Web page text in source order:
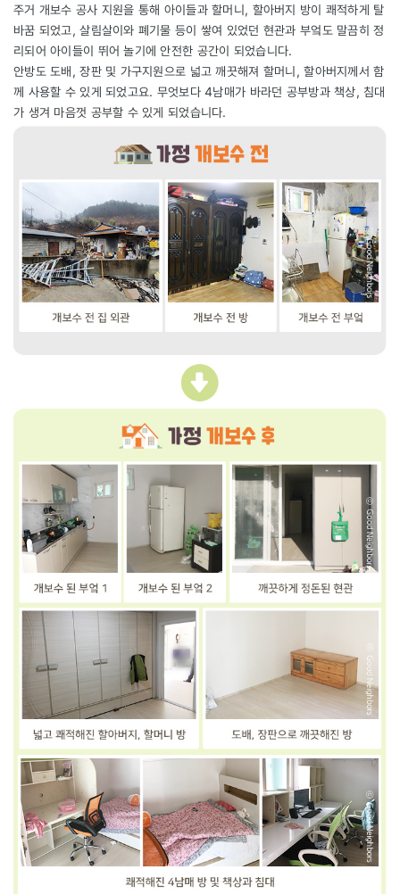
주거 개보수 공사 지원을 통해 아이들과 할머니, 할아버지 방이 쾌적하게 탈
바꿈 되었고, 살림살이와 폐기물 등이 쌓여 있었던 현관과 부엌도 말끔히 정
리되어 아이들이 뛰어 놀기에 안전한 공간이 되었습니다.
안방도 도배, 장판 및 가구지원으로 넓고 깨끗해져 할머니, 할아버지께서 함
께 사용할 수 있게 되었고요. 무엇보다 4남매가 바라던 공부방과 책상, 침대
가 생겨 마음껏 공부할 수 있게 되었습니다.